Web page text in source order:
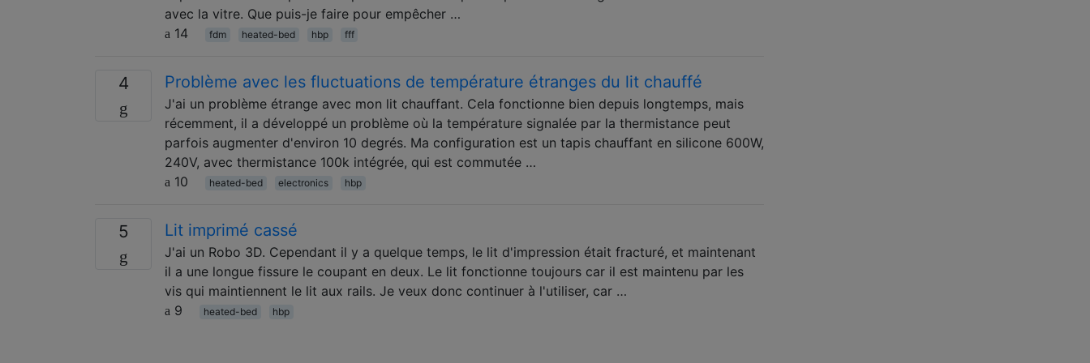
avec la vitre. Que puis-je faire pour empêcher …
14
fdm heated-bed hbp fff
4 Problème avec les fluctuations de température étranges du lit chauffé
J'ai un problème étrange avec mon lit chauffant. Cela fonctionne bien depuis longtemps, mais
récemment, il a développé un problème où la température signalée par la thermistance peut
parfois augmenter d'environ 10 degrés. Ma configuration est un tapis chauffant en silicone 600W,
240V, avec thermistance 100k intégrée, qui est commutée …
10
heated-bed electronics hbp
5 Lit imprimé cassé
J'ai un Robo 3D. Cependant il y a quelque temps, le lit d'impression était fracturé, et maintenant
il a une longue fissure le coupant en deux. Le lit fonctionne toujours car il est maintenu par les
vis qui maintiennent le lit aux rails. Je veux donc continuer à l'utiliser, car …
9
heated-bed hbp